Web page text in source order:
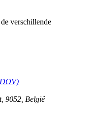
verschillende
, 9052 België